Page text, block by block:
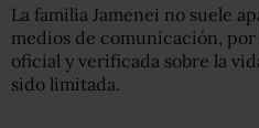
La familia Jamenei no suele
medios de comunicación,
oficial y verificada sobre la
sido limitada.